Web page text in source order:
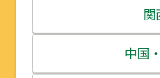
岩
宮
栃
群
新
富
関
三
中国